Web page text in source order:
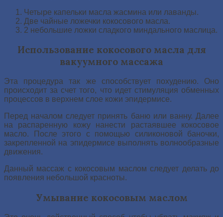
Четыре капельки масла жасмина или лаванды.
Две чайные ложечки кокосового масла.
2 небольшие ложки сладкого миндального маслица.
Использование кокосового масла для
вакуумного массажа
Эта процедура так же способствует похудению. Оно
происходит за счет того, что идет стимуляция обменных
процессов в верхнем слое кожи эпидермисе.
Перед началом следует принять баню или ванну. Далее
на распаренную кожу нанести растаявшее кокосовое
масло. После этого с помощью силиконовой баночки,
закрепленной на эпидермисе выполнять волнообразные
движения.
Данный массаж с кокосовым маслом следует делать до
появления небольшой красноты.
Умывание кокосовым маслом